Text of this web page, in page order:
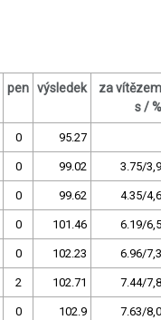
pen výsledek
za vítězem
s / %
0 95.27
0 99.02 3.75/3,9
0 99.62 4.35/4,6
0 101.46 6.19/6,5
0 102.23 6.96/7,3
2 102.71 7.44/7,8
0 102.9 7.63/8,0